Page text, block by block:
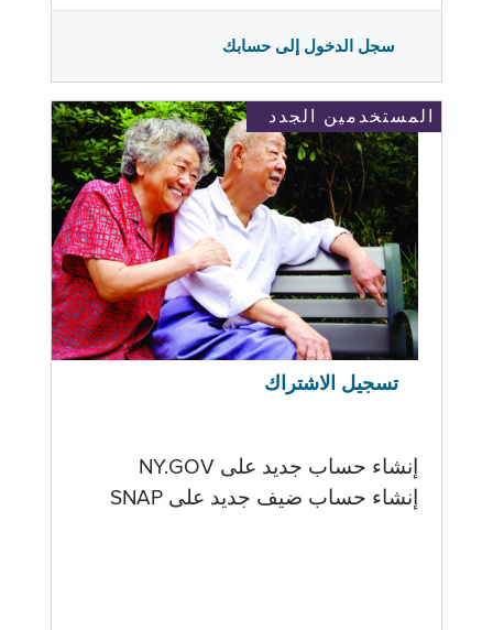
سجل الدخول إلى حسابك
المستخدمين الجدد
تسجيل الاشتراك
إنشاء حساب جديد على NY.GOV
إنشاء حساب ضيف جديد على SNAP